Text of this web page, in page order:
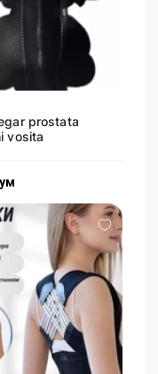
prostata
vosita